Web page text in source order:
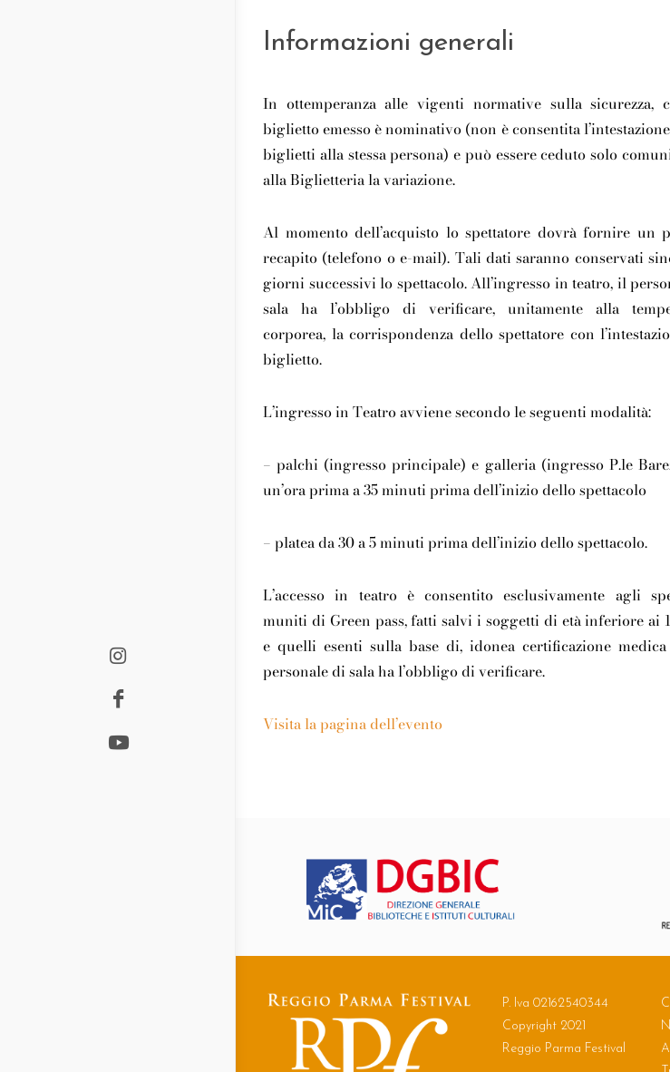
Informazioni generali
In ottemperanza alle vigenti normative sulla sicurezza,
biglietto emesso è nominativo (non è consentita
biglietti alla stessa persona) e può essere ceduto solo
alla Biglietteria la variazione.
Al momento dell’acquisto lo spettatore dovrà fornire un
recapito (telefono o e-mail). Tali dati saranno conservati
giorni successivi lo spettacolo. All’ingresso in teatro, il
sala ha l’obbligo di verificare, unitamente alla
corporea, la corrispondenza dello spettatore con
biglietto.
L’ingresso in Teatro avviene secondo le seguenti modalità:
– palchi (ingresso principale) e galleria (ingresso P.le
un’ora prima a 35 minuti prima dell’inizio dello spettacolo
– platea da 30 a 5 minuti prima dell’inizio dello spettacolo.
L’accesso in teatro è consentito esclusivamente agli
muniti di Green pass,fatti salvi i soggetti di età inferiore ai
e quelli esenti sulla base di, idonea certificazione
personale di sala ha l’obbligo di verificare.
Visita la pagina dell’evento
P. Iva 02162540344
Copyright 2021
Reggio Parma Festival